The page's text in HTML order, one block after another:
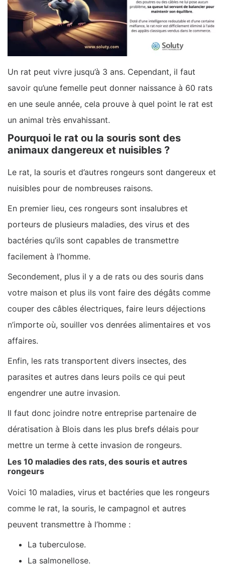
Un rat peut vivre jusqu’à 3 ans. Cependant, il faut
savoir qu’une femelle peut donner naissance à 60 rats
en une seule année, cela prouve à quel point le rat est
un animal très envahissant.
Pourquoi le rat ou la souris sont des
animaux dangereux et nuisibles ?
Le rat, la souris et d’autres rongeurs sont dangereux et
nuisibles pour de nombreuses raisons.
En premier lieu, ces rongeurs sont insalubres et
porteurs de plusieurs maladies, des virus et des
bactéries qu’ils sont capables de transmettre
facilement à l’homme.
Secondement, plus il y a de rats ou des souris dans
votre maison et plus ils vont faire des dégâts comme
couper des câbles électriques, faire leurs déjections
n’importe où, souiller vos denrées alimentaires et vos
affaires.
Enfin, les rats transportent divers insectes, des
parasites et autres dans leurs poils ce qui peut
engendrer une autre invasion.
Il faut donc joindre notre entreprise partenaire de
dératisation à Blois dans les plus brefs délais pour
mettre un terme à cette invasion de rongeurs.
Les 10 maladies des rats, des souris et autres
rongeurs
Voici 10 maladies, virus et bactéries que les rongeurs
comme le rat, la souris, le campagnol et autres
peuvent transmettre à l’homme :
La tuberculose.
La salmonellose.